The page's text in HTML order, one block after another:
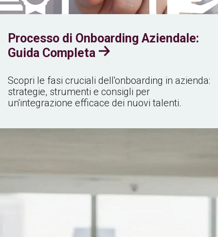
Processo di Onboarding Aziendale:
Guida Completa
Scopri le fasi cruciali dell'onboarding in azienda:
strategie, strumenti e consigli per
un'integrazione efficace dei nuovi talenti.